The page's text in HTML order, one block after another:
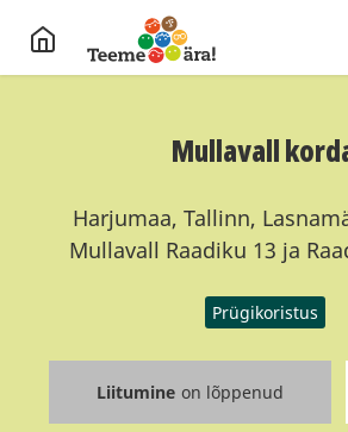
Mullavall
Harjumaa, Tallinn,
Mullavall Raadiku 13 ja
Prügikoristus
Liitumine on lõppenud